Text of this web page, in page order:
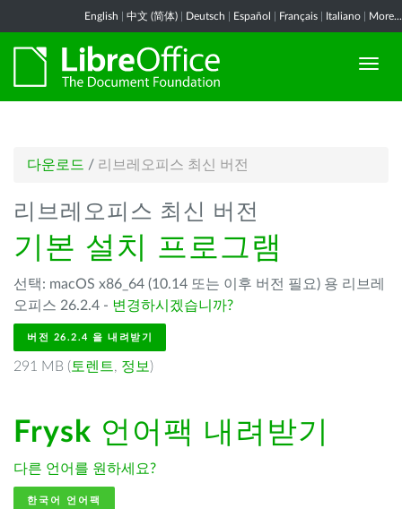
English 中文 (简体) Deutsch Español Français Italiano More...
다운로드 / 리브레오피스 최신 버전
리브레오피스 최신 버전
기본 설치 프로그램
선택: macOS x86_64 (10.14 또는 이후 버전 필요) 용 리브레
오피스 26.2.4 - 변경하시겠습니까?
버전 26.2.4 을 내려받기
291 MB ( 토렌트, 정보 )
Frysk 언어팩 내려받기
다른 언어를 원하세요?
한국어 언어팩